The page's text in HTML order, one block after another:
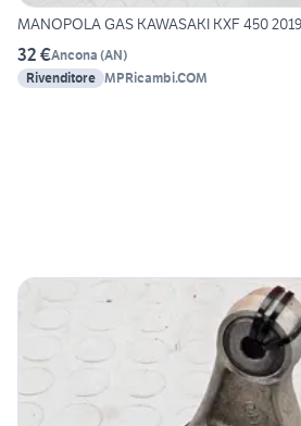
MANOPOLA GAS KAWASAKI KXF 450
32 €Ancona (AN)
Rivenditore MPRicambi.COM